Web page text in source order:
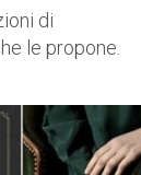
di
le propone.